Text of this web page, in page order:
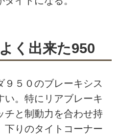
く出来た950
５０のブレーキシス
い。特にリアブレーキ
チと制動力を合わせ持
下りのタイトコーナー